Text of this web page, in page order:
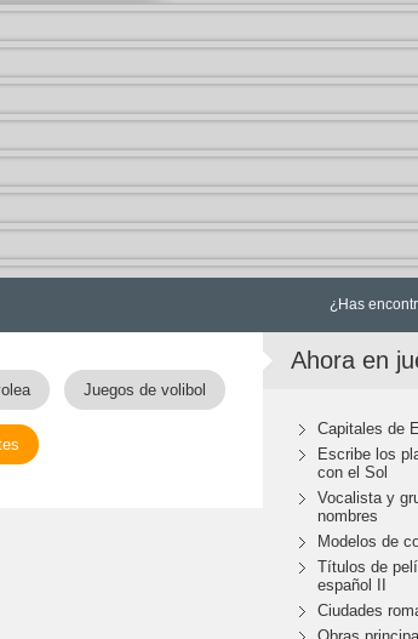
¿Has
Juegos de volibol
Ahora en
Capitales de
Escribe los
con el Sol
Vocalista y
nombres
Modelos de
Títulos de
español II
Ciudades